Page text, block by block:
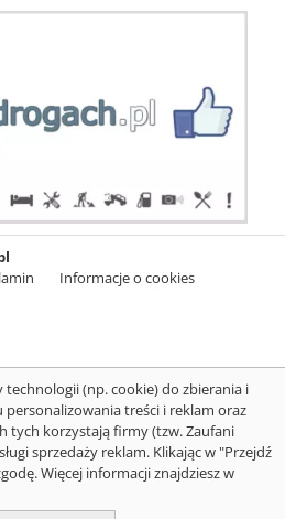
Informacje o cookies
technologii (np. cookie) do zbierania i
treści i reklam oraz
tych korzystają firmy (tzw. Zaufani
sprzedaży reklam. Klikając w "Przejdź
Więcej informacji znajdziesz w